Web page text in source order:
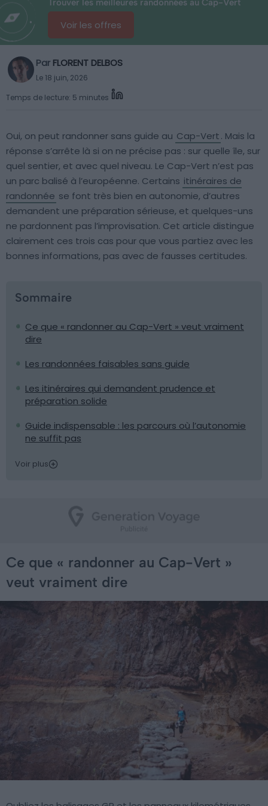
Trouver les meilleures randonnées au Cap-Vert
Voir les offres
Par FLORENT DELBOS
Le 18 juin, 2026
Temps de lecture: 5 minutes
Oui, on peut randonner sans guide au Cap-Vert. Mais la
réponse s’arrête là si on ne précise pas : sur quelle île, sur
quel sentier, et avec quel niveau. Le Cap-Vert n’est pas
un parc balisé à l’européenne. Certains itinéraires de
randonnée se font très bien en autonomie, d’autres
demandent une préparation sérieuse, et quelques-uns
ne pardonnent pas l’improvisation. Cet article distingue
clairement ces trois cas pour que vous partiez avec les
bonnes informations, pas avec de fausses certitudes.
Sommaire
Ce que « randonner au Cap-Vert » veut vraiment
dire
Les randonnées faisables sans guide
Les itinéraires qui demandent prudence et
préparation solide
Guide indispensable : les parcours où l’autonomie
ne suffit pas
Voir plus
Ce que « randonner au Cap-Vert »
veut vraiment dire